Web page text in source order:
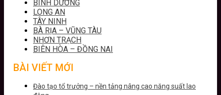
BÌNH DƯƠNG
LONG AN
TÂY NINH
BÀ RỊA – VŨNG TÀU
NHƠN TRẠCH
BIÊN HÒA – ĐỒNG NAI
BÀI VIẾT MỚI
Đào tạo tổ trưởng – nền tảng nâng cao năng suất lao